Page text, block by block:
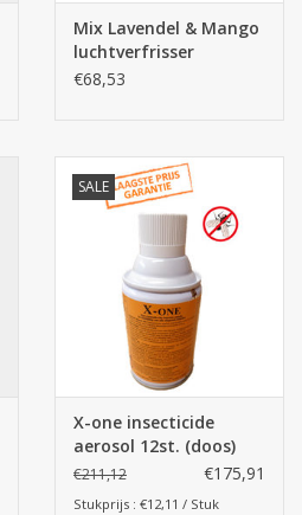
Mix Lavendel & Mango
luchtverfrisser
12x243ml
€68,53
SALE
X-one insecticide
aerosol 12st. (doos)
€211,12 €175,91
Stukprijs : €12,11 / Stuk